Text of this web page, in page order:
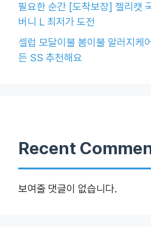
필요한 순간 [도착보장] 젤리캣
버니 L 최저가 도전
셀럽 모달이불 봄이불 알러지케
든 SS 추천해요
Recent
보여줄 댓글이 없습니다.